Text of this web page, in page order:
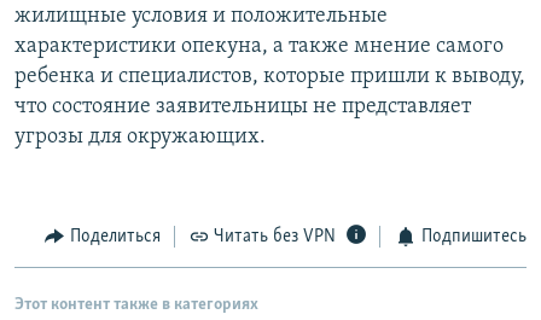
жилищные условия и положительные
характеристики опекуна, а также мнение самого
ребенка и специалистов, которые пришли к выводу,
что состояние заявительницы не представляет
угрозы для окружающих.
Поделиться Читать без VPN Подпишитесь
Этот контент также в категориях